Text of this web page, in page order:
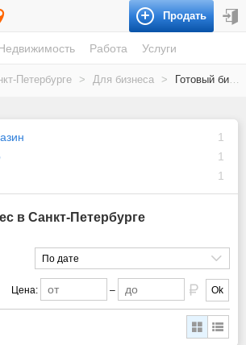
Продать
Работа Услуги
Петербурге > Для бизнеса > Готовый бизнес
1
1
1
в Санкт-Петербурге
По дате
Цена: – Ok